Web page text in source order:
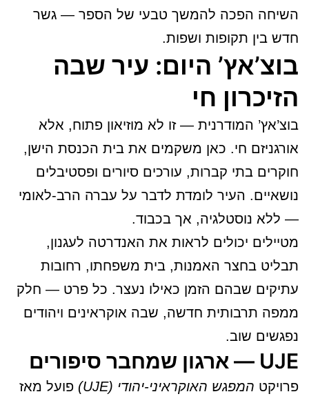
השיחה הפכה להמשך טבעי של הספר — גשר
חדש בין תקופות ושפות.
בוצ’אץ’ היום: עיר שבה
הזיכרון חי
בוצ’אץ’ המודרנית — זו לא מוזיאון פתוח, אלא
אורגניזם חי. כאן משקמים את בית הכנסת הישן,
חוקרים בתי קברות, עורכים סיורים ופסטיבלים
נושאיים. העיר לומדת לדבר על עברה הרב-לאומי
— ללא נוסטלגיה, אך בכבוד.
מטיילים יכולים לראות את האנדרטה לעגנון,
תבליט בחצר האמנות, בית משפחתו, רחובות
עתיקים שבהם הזמן כאילו נעצר. כל פרט — חלק
ממפה תרבותית חדשה, שבה אוקראינים ויהודים
נפגשים שוב.
UJE — ארגון שמחבר סיפורים
פרויקט המפגש האוקראיני-יהודי (UJE)
פועל מאז